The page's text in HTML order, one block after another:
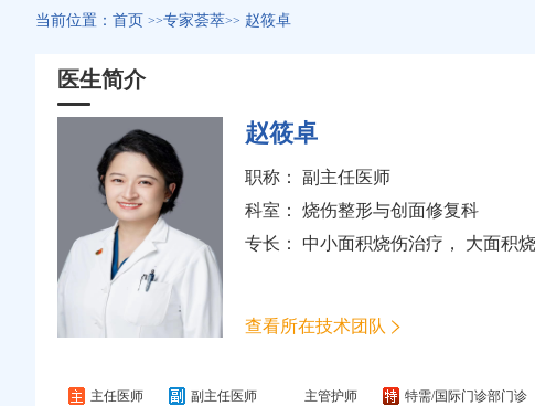
当前位置： 首页 >>专家荟萃>> 赵筱卓
医生简介
赵筱卓
职称： 副主任医师
科室： 烧伤整形与创面修复科
专长： 中小面积烧伤治疗， 大面积
查看所在技术团队
主任医师 副主任医师 主管护师 特需/国际门诊部门诊